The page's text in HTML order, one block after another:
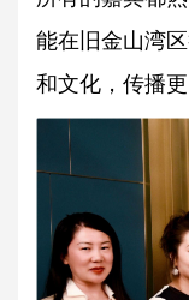
能在旧金山湾
和文化，传播